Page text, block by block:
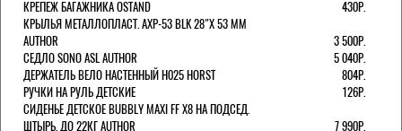
КРЕПЕЖ БАГАЖНИКА OSTAND
430Р.
КРЫЛЬЯ МЕТАЛЛОПЛАСТ. AXP-53 BLK 28"Х 53 ММ
AUTHOR
3 500Р.
СЕДЛО SONO ASL AUTHOR
5 040Р.
ДЕРЖАТЕЛЬ ВЕЛО НАСТЕННЫЙ H025 HORST
804Р.
РУЧКИ НА РУЛЬ ДЕТСКИЕ
126Р.
СИДЕНЬЕ ДЕТСКОЕ BUBBLY MAXI FF X8 НА ПОДСЕД.
ШТЫРЬ, ДО 22КГ AUTHOR
7 990Р.